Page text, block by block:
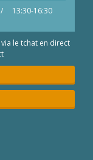
/ 13:30-16:30
le tchat en direct